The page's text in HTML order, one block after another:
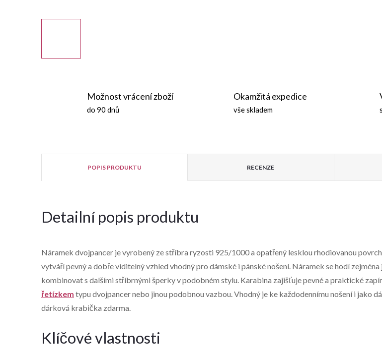
Možnost vrácení zboží
do 90 dnů
Okamžitá expedice
vše skladem
POPIS PRODUKTU RECENZE
Detailní popis produktu
Náramek dvojpancer je vyrobený ze stříbra ryzosti 925/1000 a opatřený lesklou rhodiovanou
vytváří pevný a dobře viditelný vzhled vhodný pro dámské i pánské nošení. Náramek se hodí
kombinovat s dalšími stříbrnými šperky v podobném stylu. Karabina zajišťuje pevné a praktické
řetízkem typu dvojpancer nebo jinou podobnou vazbou. Vhodný je ke každodennímu nošení i jako
dárková krabička zdarma.
Klíčové vlastnosti